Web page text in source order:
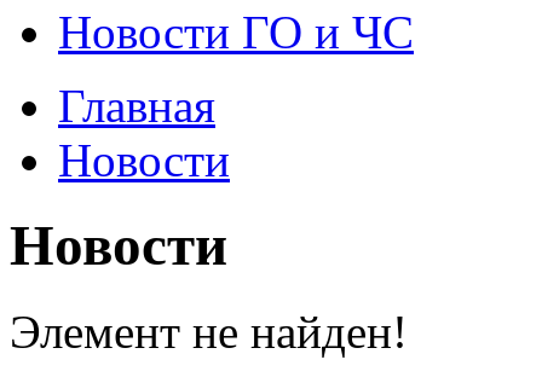
Новости ГО и ЧС
Главная
Новости
Новости
Элемент не найден!